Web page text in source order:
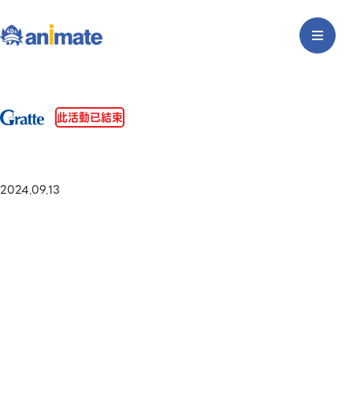
此活動已結束
2024.09.13